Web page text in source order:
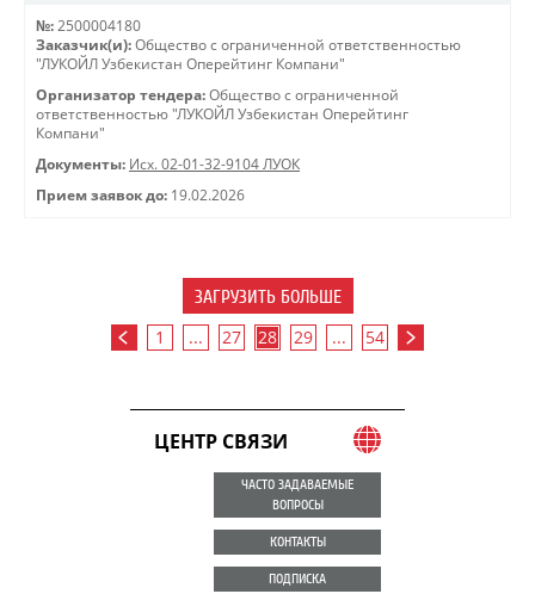
№: 2500004180
Заказчик(и): Общество с ограниченной ответственностью
"ЛУКОЙЛ Узбекистан Оперейтинг Компани"
Организатор тендера: Общество с ограниченной
ответственностью "ЛУКОЙЛ Узбекистан Оперейтинг
Компани"
Документы: Исх. 02-01-32-9104 ЛУОК
Прием заявок до: 19.02.2026
ЗАГРУЗИТЬ БОЛЬШЕ
1 ... 27 28 29 ... 54
ЦЕНТР СВЯЗИ
ЧАСТО ЗАДАВАЕМЫЕ
ВОПРОСЫ
КОНТАКТЫ
ПОДПИСКА